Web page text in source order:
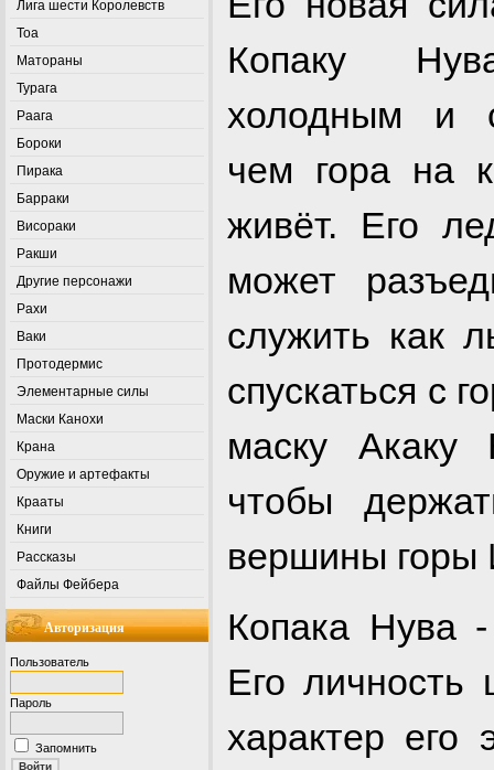
Лига шести Королевств
Тоа
Матораны
Турага
Раага
Бороки
Пирака
Барраки
Висораки
Ракши
Другие персонажи
Рахи
Ваки
Протодермис
Элементарные силы
Маски Канохи
Крана
Оружие и артефакты
Крааты
Книги
Рассказы
Файлы Фейбера
Авторизация
Пользователь
Пароль
Запомнить
Копаку
холодным и
чем гора на
живёт. Его
может
служить как
спускаться с
маску Акаку
чтобы
вершины горы
Копака Нува
Его личность
характер его